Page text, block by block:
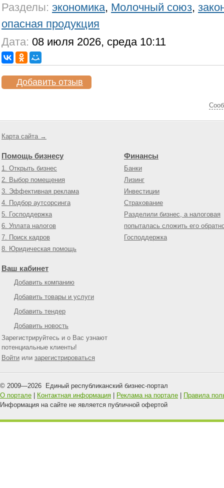
Разделы: экономика, Молочный союз,
опасная продукция
Дата: 08 июля 2026, среда 10:11
Добавить отзыв
Карта сайта →
Помощь бизнесу
1. Открыть бизнес
2. Выбор помещения
3. Эффективная реклама
4. Подбор аутсорсинга
5. Господдержка
6. Уплата налогов
7. Поиск кадров
8. Юридическая помощь
Финансы
Банки
Лизинг
Инвестиции
Страхование
Разделили бизнес, а налоговая
попыталась сложить его
Господдержка
Ваш кабинет
Добавить компанию
Добавить товары и услуги
Добавить тендер
Добавить новость
Зарегистрируйтесь и о Вас узнают
потенциальные клиенты!
Войти или зарегистрироваться
© 2009—2026 Единый республиканский бизнес-портал
О портале
Контактная информация Реклама на портале
Правила
Информация на сайте не является публичной офертой